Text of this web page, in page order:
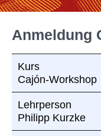
Anmeldung
Kurs
Cajón-Workshop
Lehrperson
Philipp Kurzke